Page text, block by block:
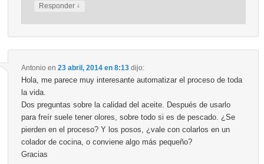
Responder ↓
Antonio en 23 abril, 2014 en 8:13 dijo:
Hola, me parece muy interesante automatizar el proceso de toda
la vida.
Dos preguntas sobre la calidad del aceite. Después de usarlo
para freír suele tener olores, sobre todo si es de pescado. ¿Se
pierden en el proceso? Y los posos, ¿vale con colarlos en un
colador de cocina, o conviene algo más pequeño?
Gracias